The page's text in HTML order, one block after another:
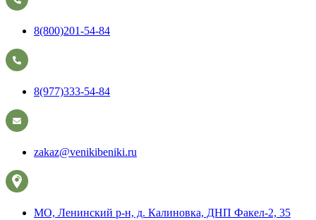
8(800)201-54-84
8(977)333-54-84
zakaz@venikibeniki.ru
МО, Ленинский р-н, д. Калиновка, ДНП Факел-2, 35